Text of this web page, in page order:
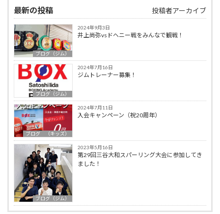
最新の投稿 投稿者アーカイブ
ブログ（ジム）
2024年9月3日
井上尚弥vsドヘニー戦をみんなで観戦！
ブログ（ジム）
2024年7月16日
ジムトレーナー募集！
ブログ （キッズ）
2024年7月11日
入会キャンペーン（祝20周年）
ブログ（ジム）
2023年5月16日
第29回三谷大和スパーリング大会に参加してき
ました！